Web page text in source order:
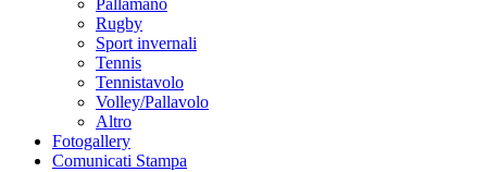
Pallamano
Rugby
Sport invernali
Tennis
Tennistavolo
Volley/Pallavolo
Altro
Fotogallery
Comunicati Stampa